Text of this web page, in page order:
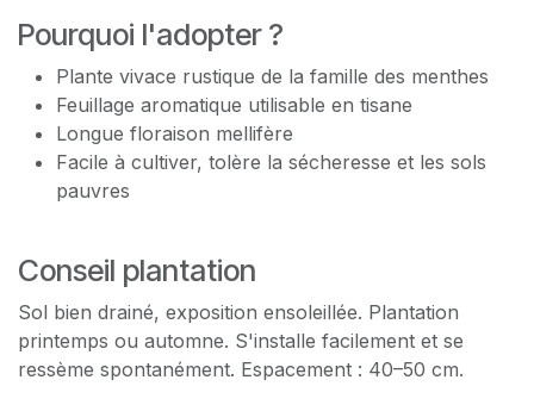
Pourquoi l'adopter ?
Plante vivace rustique de la famille des menthes
Feuillage aromatique utilisable en tisane
Longue floraison mellifère
Facile à cultiver, tolère la sécheresse et les sols
pauvres
Conseil plantation
Sol bien drainé, exposition ensoleillée. Plantation
printemps ou automne. S'installe facilement et se
ressème spontanément. Espacement : 40–50 cm.